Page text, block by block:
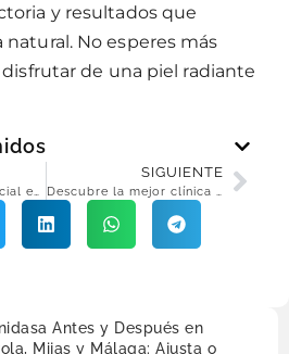
y resultados que
natural. No esperes más
de una piel radiante
Rejuvenecimiento facial en Málaga: descubre los mejores tratamientos para lucir un rostro joven
SIGUIENTE
Descubre la mejor clínica estética en Fuengirola
Antes y Después en
Mijas y Málaga: Ajusta o